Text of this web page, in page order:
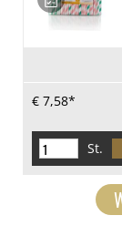
€ 7,58*
St.